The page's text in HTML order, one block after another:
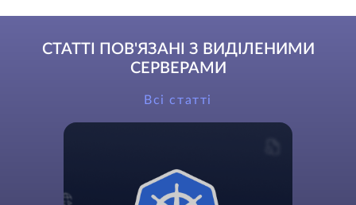
СТАТТІ ПОВ'ЯЗАНІ З ВИДІЛЕНИМИ
СЕРВЕРАМИ
Всі статті